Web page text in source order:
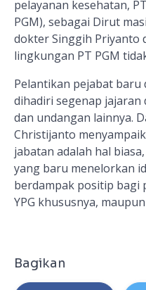
pelayanan kesehatan,
PGM), sebagai Dirut
dokter Singgih Priyanto
lingkungan PT PGM
Pelantikan pejabat baru
dihadiri segenap jajaran
dan undangan lainnya.
Christijanto
jabatan adalah hal
yang baru menelorkan
berdampak positip bagi
YPG khususnya,
Bagikan